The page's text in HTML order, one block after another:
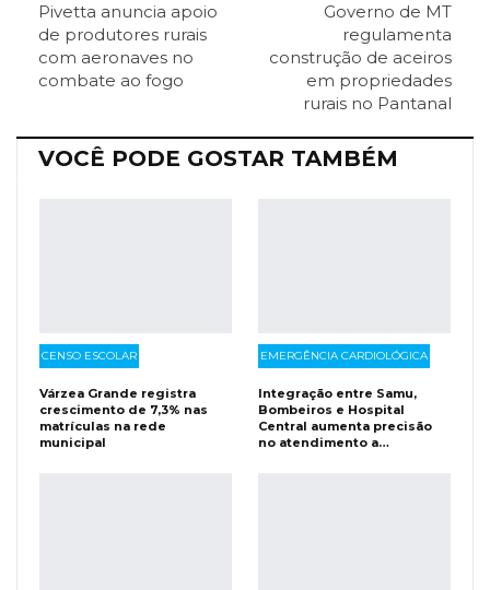
ReddIt Pinterest
Facebook Messenger O email
Pivetta anuncia apoio
de produtores rurais
com aeronaves no
combate ao fogo
Governo de MT
regulamenta
construção de aceiros
em propriedades
rurais no Pantanal
VOCÊ PODE GOSTAR TAMBÉM
CENSO ESCOLAR
Várzea Grande registra
crescimento de 7,3% nas
matrículas na rede
municipal
EMERGÊNCIA CARDIOLÓGICA
Integração entre Samu,
Bombeiros e Hospital
Central aumenta precisão
no atendimento a…